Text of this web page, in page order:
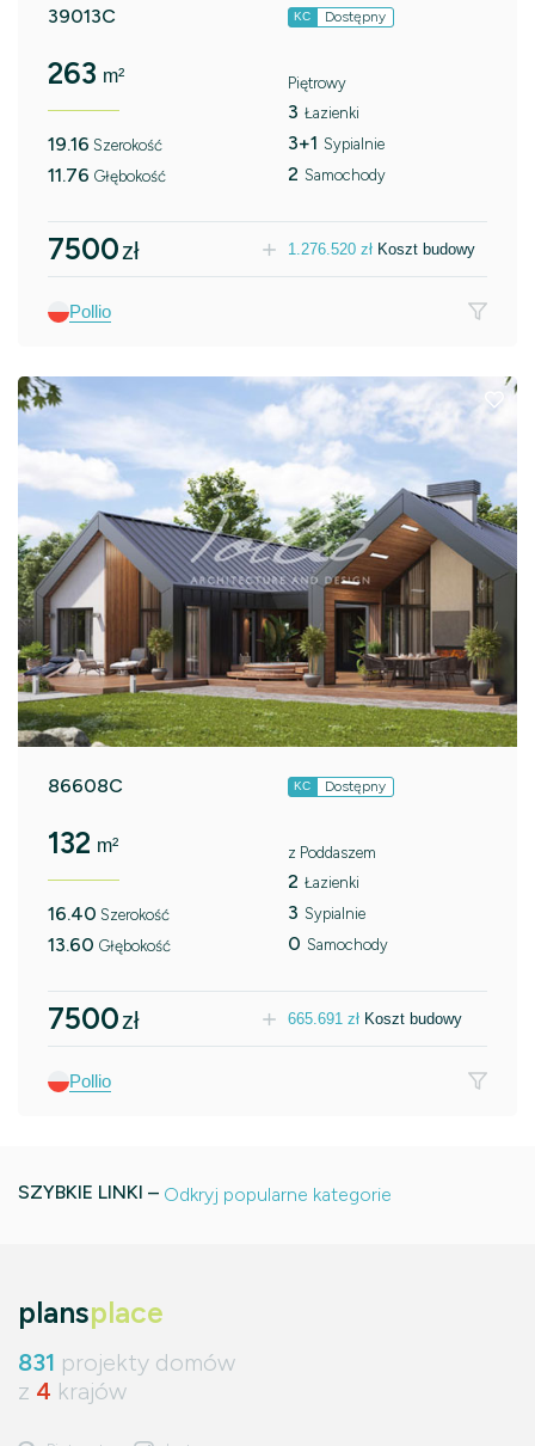
39013C KC Dostępny
263 m²
19.16 Szerokość
11.76 Głębokość
Piętrowy
3 Łazienki
3+1 Sypialnie
2 Samochody
7500zł 1.276.520 zł Koszt budowy
Pollio
86608C KC Dostępny
132 m²
16.40 Szerokość
13.60 Głębokość
z Poddaszem
2 Łazienki
3 Sypialnie
0 Samochody
7500zł 665.691 zł Koszt budowy
Pollio
SZYBKIE LINKI – Odkryj popularne kategorie
plansplace
831 projekty domów
z 4 krajów